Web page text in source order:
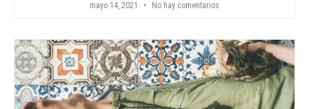
mayo 14, 2021 No hay comentarios